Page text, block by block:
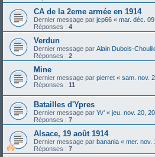
CA de la 2eme armée en 1914
Dernier message par jcp66 « mar. déc.
Réponses : 4
Verdun
Dernier message par Alain Dubois-Choulik
Réponses : 2
Mine
Dernier message par pierret « sam. nov.
Réponses : 11
Batailles d'Ypres
Dernier message par Yv' « jeu. nov. 20,
Réponses : 7
Alsace, 19 août 1914
Dernier message par banania « mer. nov.
Réponses : 7